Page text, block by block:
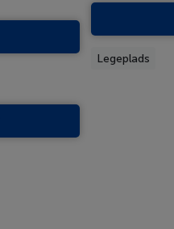
Legeplads